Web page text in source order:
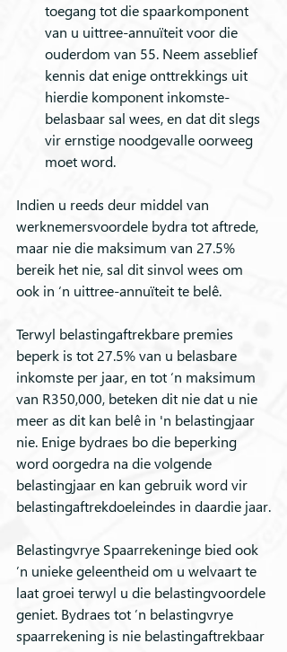
toegang tot die spaarkomponent
van u uittree-annuïteit voor die
ouderdom van 55. Neem asseblief
kennis dat enige onttrekkings uit
hierdie komponent inkomste-
belasbaar sal wees, en dat dit slegs
vir ernstige noodgevalle oorweeg
moet word.
Indien u reeds deur middel van
werknemersvoordele bydra tot aftrede,
maar nie die maksimum van 27.5%
bereik het nie, sal dit sinvol wees om
ook in ‘n uittree-annuïteit te belê.
Terwyl belastingaftrekbare premies
beperk is tot 27.5% van u belasbare
inkomste per jaar, en tot ‘n maksimum
van R350,000, beteken dit nie dat u nie
meer as dit kan belê in 'n belastingjaar
nie. Enige bydraes bo die beperking
word oorgedra na die volgende
belastingjaar en kan gebruik word vir
belastingaftrekdoeleindes in daardie jaar.
Belastingvrye Spaarrekeninge bied ook
’n unieke geleentheid om u welvaart te
laat groei terwyl u die belastingvoordele
geniet. Bydraes tot ’n belastingvrye
spaarrekening is nie belastingaftrekbaar